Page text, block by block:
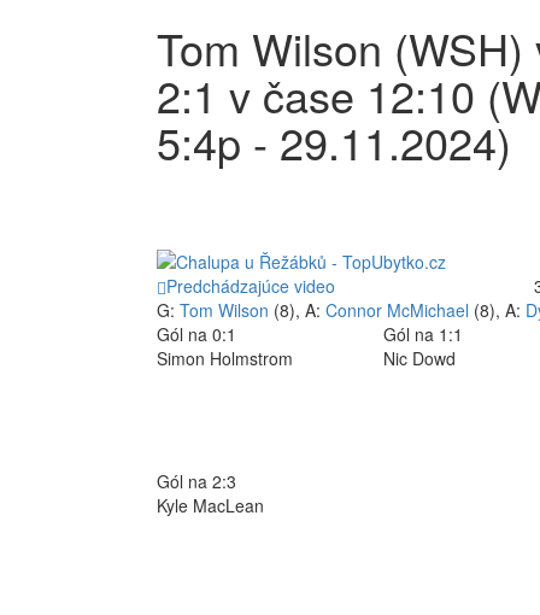
Tom Wilson
2:1 v čase 12:10
5:4p - 29.11.2024)
Predchádzajúce video
G: Tom Wilson (8), A: Connor McMichael (8), A:
Gól na 0:1
Simon Holmstrom
Gól na 1:1
Nic Dowd
Gól na 2:3
Kyle MacLean